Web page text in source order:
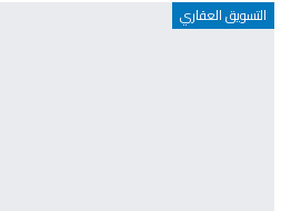
التسويق العقاري